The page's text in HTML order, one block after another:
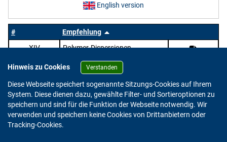
#
Empfehlung
XIV
Polymer-Dispersionen
English version
Hinweis zu Cookies Verstanden
Diese Webseite speichert sogenannte Sitzungs-Cookies auf Ihrem
System. Diese dienen dazu, gewählte Filter- und Sortieroptionen zu
speichern und sind für die Funktion der Webseite notwendig. Wir
verwenden und speichern keine Cookies von Drittanbietern oder
Tracking-Cookies.